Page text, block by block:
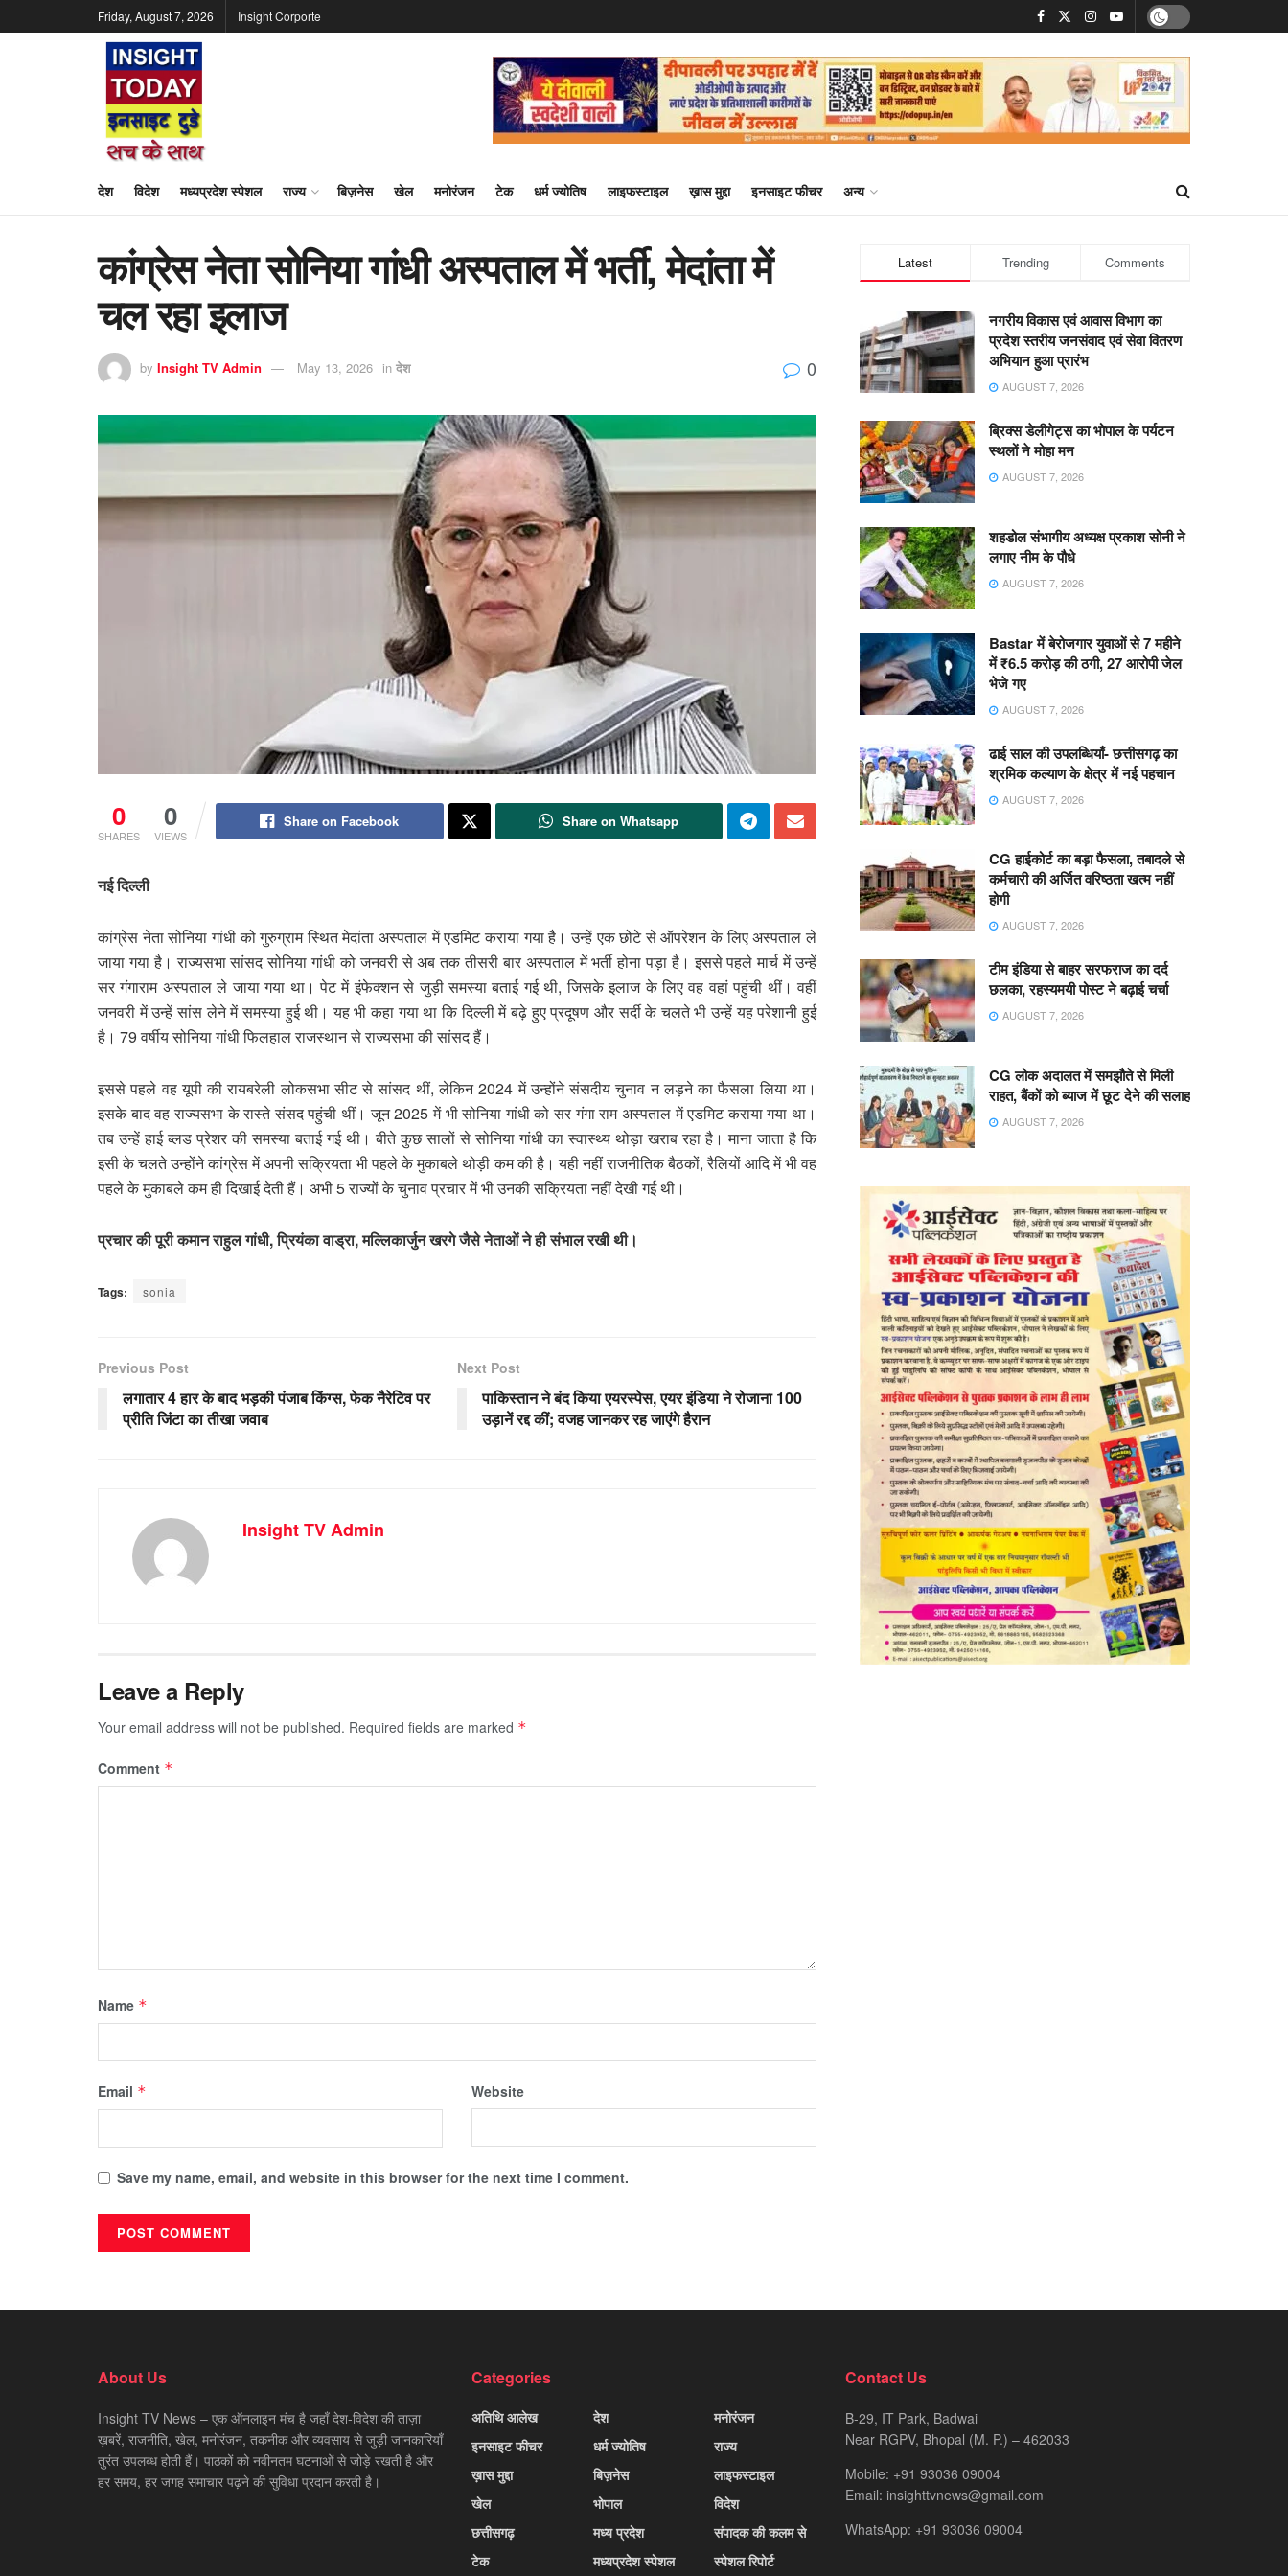
Friday, August 7, 2026 Insight Corporte
देश विदेश मध्यप्रदेश स्पेशल राज्य बिज़नेस खेल मनोरंजन टेक धर्म ज्योतिष लाइफस्टाइल ख़ास मुद्दा इनसाइट फीचर अन्य
कांग्रेस नेता सोनिया गांधी अस्पताल में भर्ती, मेदांता में
चल रहा इलाज
by Insight TV Admin May 13, 2026 in देश 0
0
SHARES
0
VIEWS
Share on Facebook Share on Whatsapp
नई दिल्ली
कांग्रेस नेता सोनिया गांधी को गुरुग्राम स्थित मेदांता अस्पताल में एडमिट कराया गया है। उन्हें एक छोटे से ऑपरेशन के लिए अस्पताल ले
जाया गया है। राज्यसभा सांसद सोनिया गांधी को जनवरी से अब तक तीसरी बार अस्पताल में भर्ती होना पड़ा है। इससे पहले मार्च में उन्हें
सर गंगाराम अस्पताल ले जाया गया था। पेट में इंफेक्शन से जुड़ी समस्या बताई गई थी, जिसके इलाज के लिए वह वहां पहुंची थीं। वहीं
जनवरी में उन्हें सांस लेने में समस्या हुई थी। यह भी कहा गया था कि दिल्ली में बढ़े हुए प्रदूषण और सर्दी के चलते भी उन्हें यह परेशानी हुई
है। 79 वर्षीय सोनिया गांधी फिलहाल राजस्थान से राज्यसभा की सांसद हैं।
इससे पहले वह यूपी की रायबरेली लोकसभा सीट से सांसद थीं, लेकिन 2024 में उन्होंने संसदीय चुनाव न लड़ने का फैसला लिया था।
इसके बाद वह राज्यसभा के रास्ते संसद पहुंची थीं। जून 2025 में भी सोनिया गांधी को सर गंगा राम अस्पताल में एडमिट कराया गया था।
तब उन्हें हाई ब्लड प्रेशर की समस्या बताई गई थी। बीते कुछ सालों से सोनिया गांधी का स्वास्थ्य थोड़ा खराब रहा है। माना जाता है कि
इसी के चलते उन्होंने कांग्रेस में अपनी सक्रियता भी पहले के मुकाबले थोड़ी कम की है। यही नहीं राजनीतिक बैठकों, रैलियों आदि में भी वह
पहले के मुकाबले कम ही दिखाई देती हैं। अभी 5 राज्यों के चुनाव प्रचार में भी उनकी सक्रियता नहीं देखी गई थी।
प्रचार की पूरी कमान राहुल गांधी, प्रियंका वाड्रा, मल्लिकार्जुन खरगे जैसे नेताओं ने ही संभाल रखी थी।
Tags: sonia
Previous Post
लगातार 4 हार के बाद भड़की पंजाब किंग्स, फेक नैरेटिव पर
प्रीति जिंटा का तीखा जवाब
Next Post
पाकिस्तान ने बंद किया एयरस्पेस, एयर इंडिया ने रोजाना 100
उड़ानें रद्द कीं; वजह जानकर रह जाएंगे हैरान
Insight TV Admin
Leave a Reply
Your email address will not be published. Required fields are marked *
Comment *
Name *
Email * Website
Save my name, email, and website in this browser for the next time I comment.
Latest Trending Comments
नगरीय विकास एवं आवास विभाग का
प्रदेश स्तरीय जनसंवाद एवं सेवा वितरण
अभियान हुआ प्रारंभ
AUGUST 7, 2026
ब्रिक्स डेलीगेट्स का भोपाल के पर्यटन
स्थलों ने मोहा मन
AUGUST 7, 2026
शहडोल संभागीय अध्यक्ष प्रकाश सोनी ने
लगाए नीम के पौधे
AUGUST 7, 2026
Bastar में बेरोजगार युवाओं से 7 महीने
में ₹6.5 करोड़ की ठगी, 27 आरोपी जेल
भेजे गए
AUGUST 7, 2026
ढाई साल की उपलब्धियाँ- छत्तीसगढ़ का
श्रमिक कल्याण के क्षेत्र में नई पहचान
AUGUST 7, 2026
CG हाईकोर्ट का बड़ा फैसला, तबादले से
कर्मचारी की अर्जित वरिष्ठता खत्म नहीं
होगी
AUGUST 7, 2026
टीम इंडिया से बाहर सरफराज का दर्द
छलका, रहस्यमयी पोस्ट ने बढ़ाई चर्चा
AUGUST 7, 2026
CG लोक अदालत में समझौते से मिली
राहत, बैंकों को ब्याज में छूट देने की सलाह
AUGUST 7, 2026
About Us
Insight TV News – एक ऑनलाइन मंच है जहाँ देश-विदेश की ताज़ा
ख़बरें, राजनीति, खेल, मनोरंजन, तकनीक और व्यवसाय से जुड़ी जानकारियाँ
तुरंत उपलब्ध होती हैं। पाठकों को नवीनतम घटनाओं से जोड़े रखती है और
हर समय, हर जगह समाचार पढ़ने की सुविधा प्रदान करती है।
Categories
अतिथि आलेख
इनसाइट फीचर
ख़ास मुद्दा
खेल
छत्तीसगढ़
टेक
देश
धर्म ज्योतिष
बिज़नेस
भोपाल
मध्य प्रदेश
मध्यप्रदेश स्पेशल
मनोरंजन
राज्य
लाइफस्टाइल
विदेश
संपादक की कलम से
स्पेशल रिपोर्ट
Contact Us
B-29, IT Park, Badwai
Near RGPV, Bhopal (M. P.) – 462033
Mobile: +91 93036 09004
Email: insighttvnews@gmail.com
WhatsApp: +91 93036 09004